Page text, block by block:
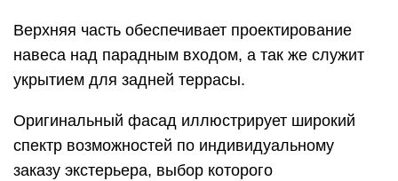
Верхняя часть обеспечивает проектирование
навеса над парадным входом, а так же служит
укрытием для задней террасы.
Оригинальный фасад иллюстрирует широкий
спектр возможностей по индивидуальному
заказу экстерьера, выбор которого